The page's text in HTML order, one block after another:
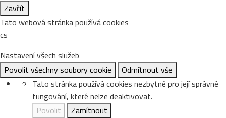
Zavřít
Tato webová stránka používá cookies
cs
Nastavení všech služeb
Povolit všechny soubory cookie
Odmítnout vše
Tato stránka používá cookies nezbytné pro její správné
fungování, které nelze deaktivovat.
Povolit
Zamítnout